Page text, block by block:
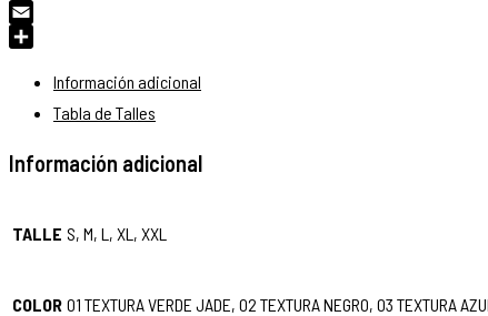
Twitter
Email
Información adicional
Tabla de Talles
Información adicional
TALLE S, M, L, XL, XXL
COLOR 01 TEXTURA VERDE JADE, 02 TEXTURA NEGRO, 03 TEXTURA AZUL